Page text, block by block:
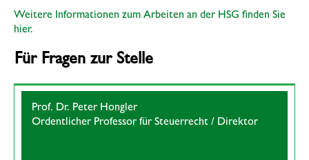
Weitere Informationen zum Arbeiten an der HSG finden Sie
hier.
Für Fragen zur Stelle
Prof. Dr. Peter Hongler
Ordentlicher Professor für Steuerrecht / Direktor